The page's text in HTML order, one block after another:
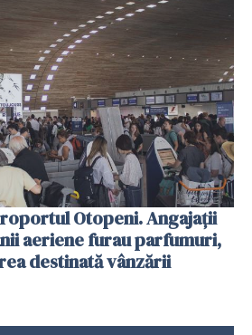
Otopeni. Angajații
aeriene furau parfumuri,
destinată vânzării